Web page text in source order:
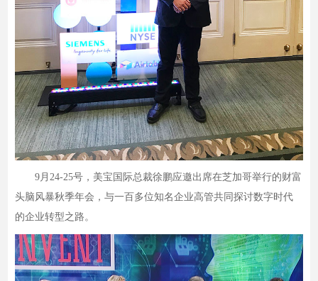
9月24-25号，美宝国际总裁徐鹏应邀出席在芝加哥举行的财富
头脑风暴秋季年会，与一百多位知名企业高管共同探讨数字时代
的企业转型之路。